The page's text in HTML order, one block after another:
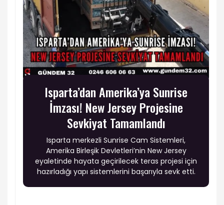
Isparta’dan Amerika’ya Sunrise
İmzası! New Jersey Projesine
Sevkiyat Tamamlandı
Isparta merkezli Sunrise Cam Sistemleri,
Amerika Birleşik Devletleri’nin New Jersey
eyaletinde hayata geçirilecek teras projesi için
hazırladığı yapı sistemlerini başarıyla sevk etti.